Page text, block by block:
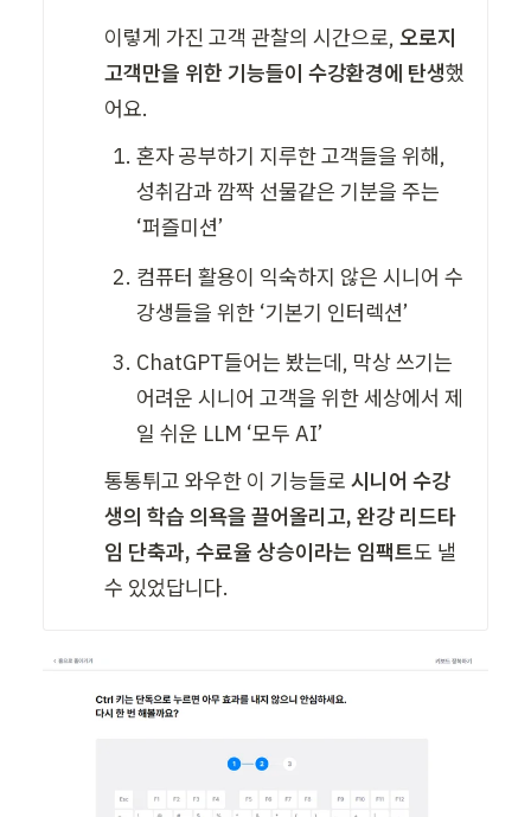
이렇게 가진 고객 관찰의 시간으로, 오로지
고객만을 위한 기능들이 수강환경에 탄생했
혼자 공부하기 지루한 고객들을 위해,
성취감과 깜짝 선물같은 기분을 주는
‘퍼즐미션’
컴퓨터 활용이 익숙하지 않은 시니어 수
강생들을 위한 ‘기본기 인터렉션’
ChatGPT들어는 봤는데, 막상 쓰기는
어려운 시니어 고객을 위한 세상에서 제
통통튀고 와우한 이 기능들로 시니어 수강
생의 학습 의욕을 끌어올리고, 완강 리드타
임 단축과, 수료율 상승이라는 임팩트도 낼
수 있었답니다.